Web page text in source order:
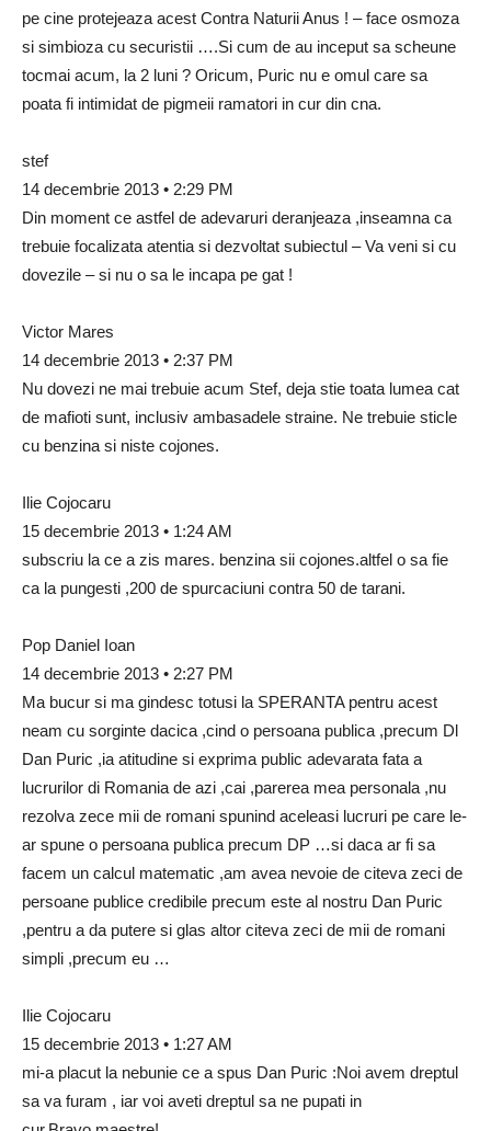
pe cine protejeaza acest Contra Naturii Anus ! – face osmoza
si simbioza cu securistii ….Si cum de au inceput sa scheune
tocmai acum, la 2 luni ? Oricum, Puric nu e omul care sa
poata fi intimidat de pigmeii ramatori in cur din cna.
stef
14 decembrie 2013 • 2:29 PM
Din moment ce astfel de adevaruri deranjeaza ,inseamna ca
trebuie focalizata atentia si dezvoltat subiectul – Va veni si cu
dovezile – si nu o sa le incapa pe gat !
Victor Mares
14 decembrie 2013 • 2:37 PM
Nu dovezi ne mai trebuie acum Stef, deja stie toata lumea cat
de mafioti sunt, inclusiv ambasadele straine. Ne trebuie sticle
cu benzina si niste cojones.
Ilie Cojocaru
15 decembrie 2013 • 1:24 AM
subscriu la ce a zis mares. benzina sii cojones.altfel o sa fie
ca la pungesti ,200 de spurcaciuni contra 50 de tarani.
Pop Daniel Ioan
14 decembrie 2013 • 2:27 PM
Ma bucur si ma gindesc totusi la SPERANTA pentru acest
neam cu sorginte dacica ,cind o persoana publica ,precum Dl
Dan Puric ,ia atitudine si exprima public adevarata fata a
lucrurilor di Romania de azi ,cai ,parerea mea personala ,nu
rezolva zece mii de romani spunind aceleasi lucruri pe care le-
ar spune o persoana publica precum DP …si daca ar fi sa
facem un calcul matematic ,am avea nevoie de citeva zeci de
persoane publice credibile precum este al nostru Dan Puric
,pentru a da putere si glas altor citeva zeci de mii de romani
simpli ,precum eu …
Ilie Cojocaru
15 decembrie 2013 • 1:27 AM
mi-a placut la nebunie ce a spus Dan Puric :Noi avem dreptul
sa va furam , iar voi aveti dreptul sa ne pupati in